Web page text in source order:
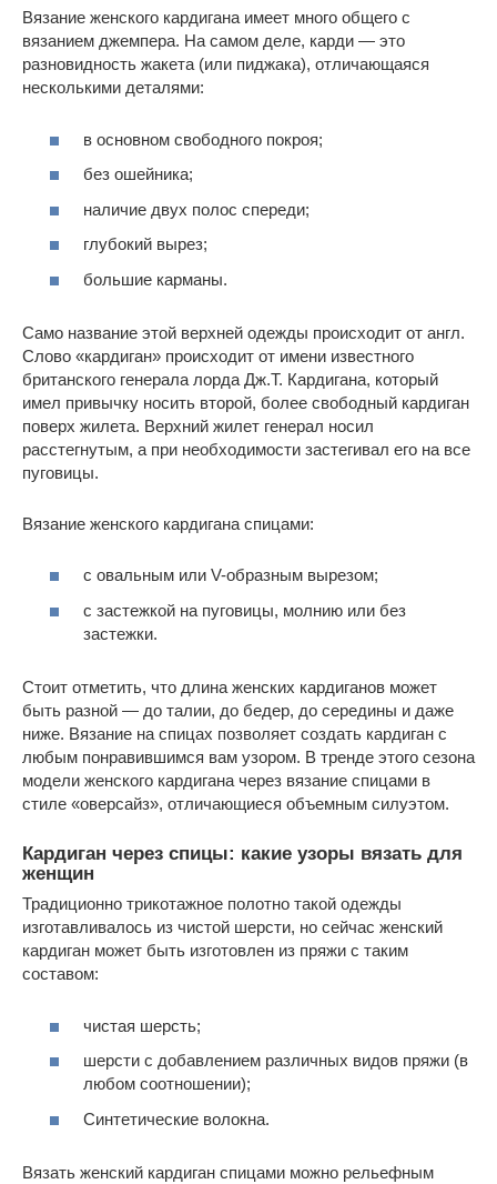
Вязание женского кардигана имеет много общего с
вязанием джемпера. На самом деле, карди — это
разновидность жакета (или пиджака), отличающаяся
несколькими деталями:
в основном свободного покроя;
без ошейника;
наличие двух полос спереди;
глубокий вырез;
большие карманы.
Само название этой верхней одежды происходит от англ.
Слово «кардиган» происходит от имени известного
британского генерала лорда Дж.Т. Кардигана, который
имел привычку носить второй, более свободный кардиган
поверх жилета. Верхний жилет генерал носил
расстегнутым, а при необходимости застегивал его на все
пуговицы.
Вязание женского кардигана спицами:
с овальным или V-образным вырезом;
с застежкой на пуговицы, молнию или без
застежки.
Стоит отметить, что длина женских кардиганов может
быть разной — до талии, до бедер, до середины и даже
ниже. Вязание на спицах позволяет создать кардиган с
любым понравившимся вам узором. В тренде этого сезона
модели женского кардигана через вязание спицами в
стиле «оверсайз», отличающиеся объемным силуэтом.
Кардиган через спицы: какие узоры вязать для
женщин
Традиционно трикотажное полотно такой одежды
изготавливалось из чистой шерсти, но сейчас женский
кардиган может быть изготовлен из пряжи с таким
составом:
чистая шерсть;
шерсти с добавлением различных видов пряжи (в
любом соотношении);
Синтетические волокна.
Вязать женский кардиган спицами можно рельефным